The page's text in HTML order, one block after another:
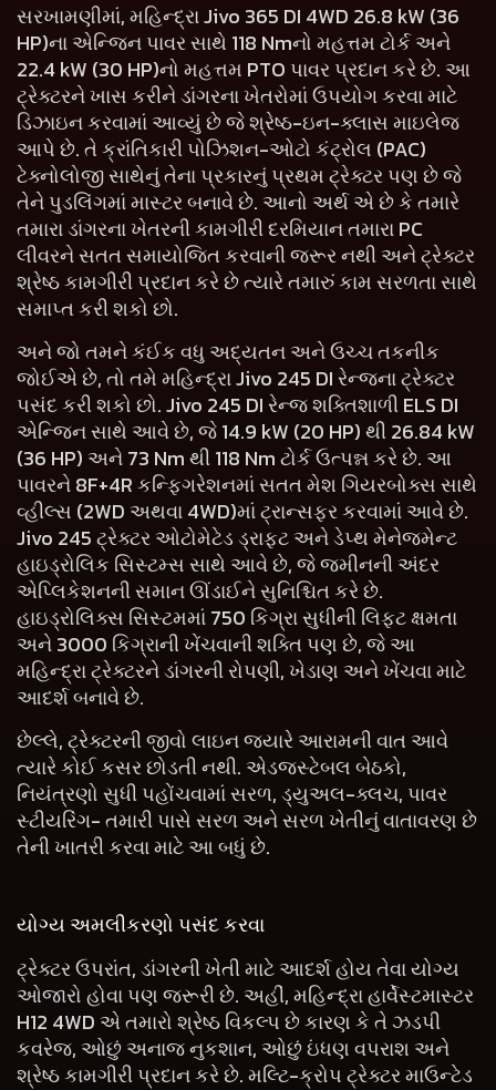
સરખામણીમાં, મહિન્દ્રા Jivo 365 DI 4WD 26.8 kW (36
HP)ના એન્જિન પાવર સાથે 118 Nmનો મહત્તમ ટોર્ક અને
22.4 kW (30 HP)નો મહત્તમ PTO પાવર પ્રદાન કરે છે. આ
ટ્રેક્ટરને ખાસ કરીને ડાંગરના ખેતરોમાં ઉપયોગ કરવા માટે
ડિઝાઇન કરવામાં આવ્યું છે જે શ્રેષ્ઠ-ઇન-ક્લાસ માઇલેજ
આપે છે. તે ક્રાંતિકારી પોઝિશન-ઓટો કંટ્રોલ (PAC)
ટેક્નોલોજી સાથેનું તેના પ્રકારનું પ્રથમ ટ્રેક્ટર પણ છે જે
તેને પુડલિંગમાં માસ્ટર બનાવે છે. આનો અર્થ એ છે કે તમારે
તમારા ડાંગરના ખેતરની કામગીરી દરમિયાન તમારા PC
લીવરને સતત સમાયોજિત કરવાની જરૂર નથી અને ટ્રેક્ટર
શ્રેષ્ઠ કામગીરી પ્રદાન કરે છે ત્યારે તમારું કામ સરળતા સાથે
સમાપ્ત કરી શકો છો.
અને જો તમને કંઈક વધુ અદ્યતન અને ઉચ્ચ તકનીક
જોઈએ છે, તો તમે મહિન્દ્રા Jivo 245 DI રેન્જના ટ્રેક્ટર
પસંદ કરી શકો છો. Jivo 245 DI રેન્જ શક્તિશાળી ELS DI
એન્જિન સાથે આવે છે, જે 14.9 kW (20 HP) થી 26.84 kW
(36 HP) અને 73 Nm થી 118 Nm ટોર્ક ઉત્પન્ન કરે છે. આ
પાવરને 8F+4R કન્ફિગરેશનમાં સતત મેશ ગિયરબોક્સ સાથે
વ્હીલ્સ (2WD અથવા 4WD)માં ટ્રાન્સફર કરવામાં આવે છે.
Jivo 245 ટ્રેક્ટર ઓટોમેટેડ ડ્રાફ્ટ અને ડેપ્થ મેનેજમેન્ટ
હાઇડ્રોલિક સિસ્ટમ્સ સાથે આવે છે, જે જમીનની અંદર
એપ્લિકેશનની સમાન ઊંડાઈને સુનિશ્ચિત કરે છે.
હાઇડ્રોલિક્સ સિસ્ટમમાં 750 કિગ્રા સુધીની લિફ્ટ ક્ષમતા
અને 3000 કિગ્રાની ખેંચવાની શક્તિ પણ છે, જે આ
મહિન્દ્રા ટ્રેક્ટરને ડાંગરની રોપણી, ખેડાણ અને ખેંચવા માટે
આદર્શ બનાવે છે.
છેલ્લે, ટ્રેક્ટરની જીવો લાઇન જ્યારે આરામની વાત આવે
ત્યારે કોઈ કસર છોડતી નથી. એડજસ્ટેબલ બેઠકો,
નિયંત્રણો સુધી પહોંચવામાં સરળ, ડ્યુઅલ-ક્લચ, પાવર
સ્ટીયરિંગ- તમારી પાસે સરળ અને સરળ ખેતીનું વાતાવરણ છે
તેની ખાતરી કરવા માટે આ બધું છે.
યોગ્ય અમલીકરણો પસંદ કરવા
ટ્રેક્ટર ઉપરાંત, ડાંગરની ખેતી માટે આદર્શ હોય તેવા યોગ્ય
ઓજારો હોવા પણ જરૂરી છે. અહીં, મહિન્દ્રા હાર્વેસ્ટમાસ્ટર
H12 4WD એ તમારો શ્રેષ્ઠ વિકલ્પ છે કારણ કે તે ઝડપી
કવરેજ, ઓછું અનાજ નુકશાન, ઓછું ઇંધણ વપરાશ અને
શ્રેષ્ઠ કામગીરી પ્રદાન કરે છે. મલ્ટિ-ક્રોપ ટ્રેક્ટર માઉન્ટેડ